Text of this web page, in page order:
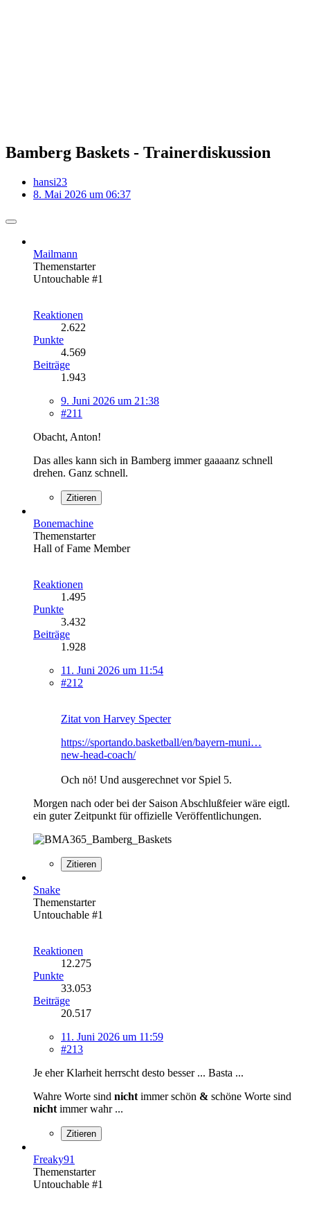
Bamberg Baskets - Trainerdiskussion
hansi23
8. Mai 2026 um 06:37
Mailmann
Themenstarter
Untouchable #1
Reaktionen
2.622
Punkte
4.569
Beiträge
1.943
9. Juni 2026 um 21:38
#211
Obacht, Anton!
Das alles kann sich in Bamberg immer gaaaanz schnell
drehen. Ganz schnell.
Zitieren
Bonemachine
Themenstarter
Hall of Fame Member
Reaktionen
1.495
Punkte
3.432
Beiträge
1.928
11. Juni 2026 um 11:54
#212
Zitat von Harvey Specter
https://sportando.basketball/en/bayern-muni…
new-head-coach/
Och nö! Und ausgerechnet vor Spiel 5.
Morgen nach oder bei der Saison Abschlußfeier wäre eigtl.
ein guter Zeitpunkt für offizielle Veröffentlichungen.
Zitieren
Snake
Themenstarter
Untouchable #1
Reaktionen
12.275
Punkte
33.053
Beiträge
20.517
11. Juni 2026 um 11:59
#213
Je eher Klarheit herrscht desto besser ... Basta ...
Wahre Worte sind nicht immer schön & schöne Worte sind
nicht immer wahr ...
Zitieren
Freaky91
Themenstarter
Untouchable #1